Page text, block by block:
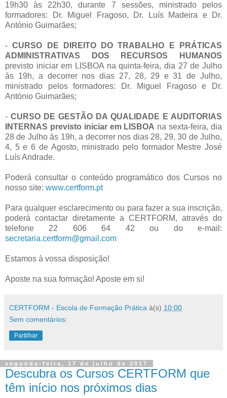
19h30 às 22h30, durante 7 sessões, ministrado pelos
formadores: Dr. Miguel Fragoso, Dr. Luís Madeira e Dr.
António Guimarães;
-CURSO DE DIREITO DO TRABALHO E PRÁTICAS
ADMINISTRATIVAS DOS RECURSOS HUMANOS
previsto iniciar em LISBOA na quinta-feira, dia 27 de Julho
às 19h, a decorrer nos dias 27, 28, 29 e 31 de Julho,
ministrado pelos formadores: Dr. Miguel Fragoso e Dr.
António Guimarães;
- CURSO DE GESTÃO DA QUALIDADE E AUDITORIAS
INTERNAS previsto iniciar em LISBOA na sexta-feira, dia
28 de Julho às 19h, a decorrer nos dias 28, 29, 30 de Julho,
4, 5 e 6 de Agosto, ministrado pelo formador Mestre José
Luís Andrade.
Poderá consultar o conteúdo programático dos Cursos no
nosso site: www.certform.pt
Para qualquer esclarecimento ou para fazer a sua inscrição,
poderá contactar diretamente a CERTFORM, através do
telefone 22 606 64 42 ou do e-mail:
secretaria.certform@gmail.com
Estamos à vossa disposição!
Aposte na sua formação! Aposte em si!
CERTFORM - Escola de Formação Prática à(s) 10:00
Sem comentários:
Partilhar
segunda-feira, 17 de julho de 2017
Descubra os Cursos CERTFORM que
têm início nos próximos dias